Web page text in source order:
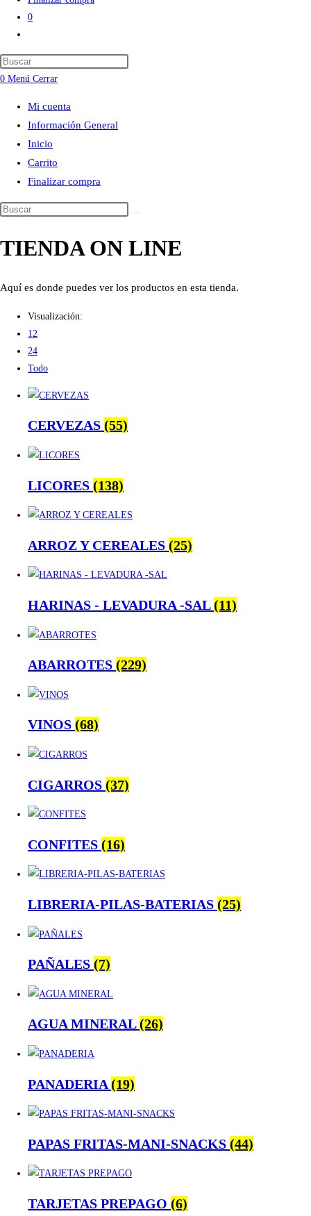
0
de
la
web
0 Menú Cerrar
Mi cuenta
Información General
Inicio
Carrito
Finalizar compra
Buscar
esta
TIENDA ON LINE
Aquí es donde puedes ver los productos en esta tienda.
Visualización:
12
24
Todo
CERVEZAS (55)
LICORES (138)
ARROZ Y CEREALES (25)
HARINAS - LEVADURA -SAL(11)
ABARROTES (229)
VINOS (68)
CIGARROS (37)
CONFITES (16)
LIBRERIA-PILAS-BATERIAS (25)
PAÑALES (7)
AGUA MINERAL(26)
PANADERIA(19)
PAPAS FRITAS-MANI-SNACKS (44)
TARJETAS PREPAGO (6)